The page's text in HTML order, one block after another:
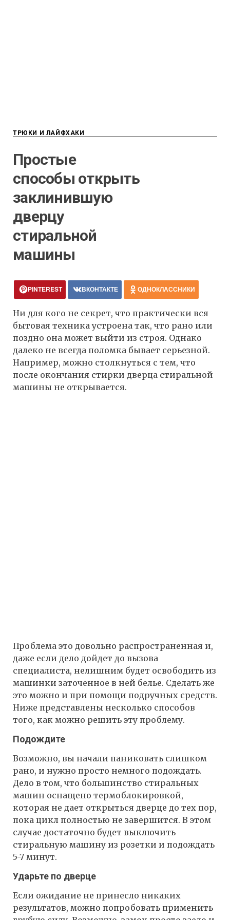
ТРЮКИ И ЛАЙФХАКИ
Простые
способы открыть
заклинившую
дверцу
стиральной
машины
PINTEREST ВКОНТАКТЕ ОДНОКЛАССНИКИ
Ни для кого не секрет, что практически вся
бытовая техника устроена так, что рано или
поздно она может выйти из строя. Однако
далеко не всегда поломка бывает серьезной.
Например, можно столкнуться с тем, что
после окончания стирки дверца стиральной
машины не открывается.
Проблема это довольно распространенная и,
даже если дело дойдет до вызова
специалиста, нелишним будет освободить из
машинки заточенное в ней белье. Сделать же
это можно и при помощи подручных средств.
Ниже представлены несколько способов
того, как можно решить эту проблему.
Подождите
Возможно, вы начали паниковать слишком
рано, и нужно просто немного подождать.
Дело в том, что большинство стиральных
машин оснащено термоблокировкой,
которая не дает открыться дверце до тех пор,
пока цикл полностью не завершится. В этом
случае достаточно будет выключить
стиральную машину из розетки и подождать
5-7 минут.
Ударьте по дверце
Если ожидание не принесло никаких
результатов, можно попробовать применить